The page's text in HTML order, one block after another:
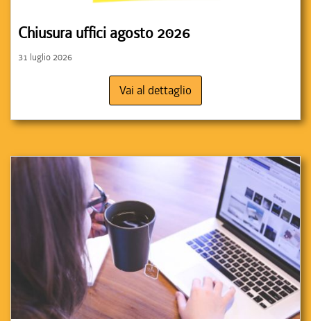
Chiusura uffici agosto 2026
31 luglio 2026
Vai al dettaglio